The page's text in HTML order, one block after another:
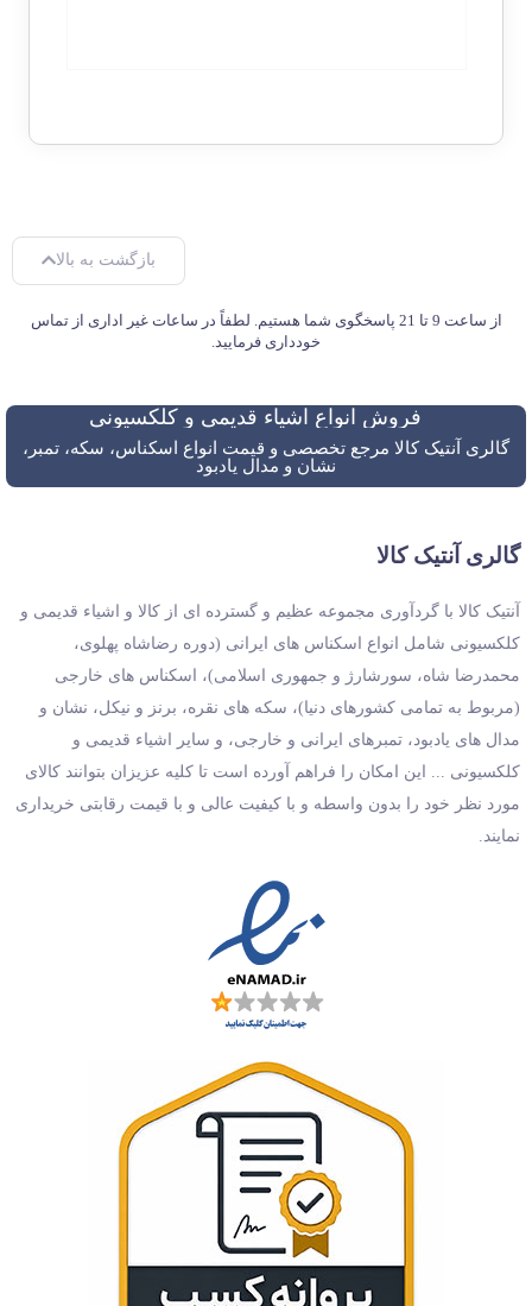
بازگشت به بالا
از ساعت 9 تا 21 پاسخگوی شما هستیم. لطفاً در ساعات غیر اداری از تماس
خودداری فرمایید.
فروش انواع اشیاء قدیمی و کلکسیونی
گالری آنتیک کالا مرجع تخصصی و قیمت انواع اسکناس، سکه، تمبر،
نشان و مدال یادبود
گالری آنتیک کالا
آنتیک کالا با گردآوری مجموعه عظیم و گسترده ای از کالا و اشیاء قدیمی و
کلکسیونی شامل انواع اسکناس های ایرانی (دوره رضاشاه پهلوی،
محمدرضا شاه، سورشارژ و جمهوری اسلامی)، اسکناس های خارجی
(مربوط به تمامی کشورهای دنیا)، سکه های نقره، برنز و نیکل، نشان و
مدال های یادبود، تمبرهای ایرانی و خارجی، و سایر اشیاء قدیمی و
کلکسیونی ... این امکان را فراهم آورده است تا کلیه عزیزان بتوانند کالای
مورد نظر خود را بدون واسطه و با کیفیت عالی و با قیمت رقابتی خریداری
نمایند.